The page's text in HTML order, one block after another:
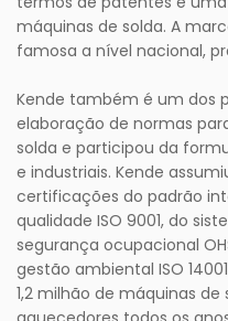
máquinas de solda. A
famosa a nível nacional,
Kende também é um dos
elaboração de normas
solda e participou da
e industriais. Kende
certificações do padrão
qualidade ISO 9001, do
segurança ocupacional
gestão ambiental ISO
1,2 milhão de máquinas